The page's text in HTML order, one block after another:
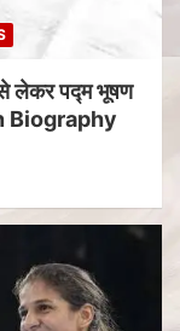
से लेकर पद्म भूषण
Biography